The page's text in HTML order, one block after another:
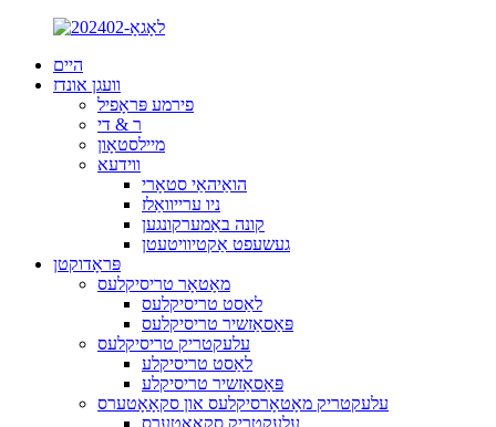
היים
וועגן אונדז
פירמע פּראָפיל
ר & די
מיילסטאָון
ווידעא
הואַיהאַי סטאָרי
ניו ערייוואַלז
קונה באַמערקונגען
געשעפט אַקטיוויטעטן
פּראָדוקטן
מאָטאָר טריסיקלעס
לאַסט טריסיקלעס
פּאַסאַזשיר טריסיקלעס
עלעקטריק טריסיקלעס
לאַסט טריסיקלע
פּאַסאַזשיר טריסיקלע
עלעקטריק מאָטאָרסיקלעס און סקאָאָטערס
עלעקטריק סקאָאָטערס